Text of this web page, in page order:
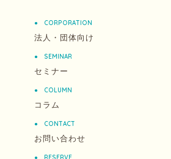
CORPORATION
法人・団体向け
SEMINAR
セミナー
COLUMN
コラム
CONTACT
お問い合わせ